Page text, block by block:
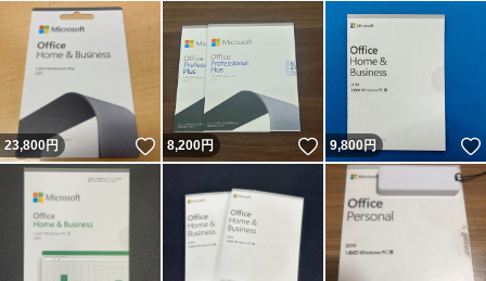
23,800円 いいね！
8,200円 いいね！
9,800円